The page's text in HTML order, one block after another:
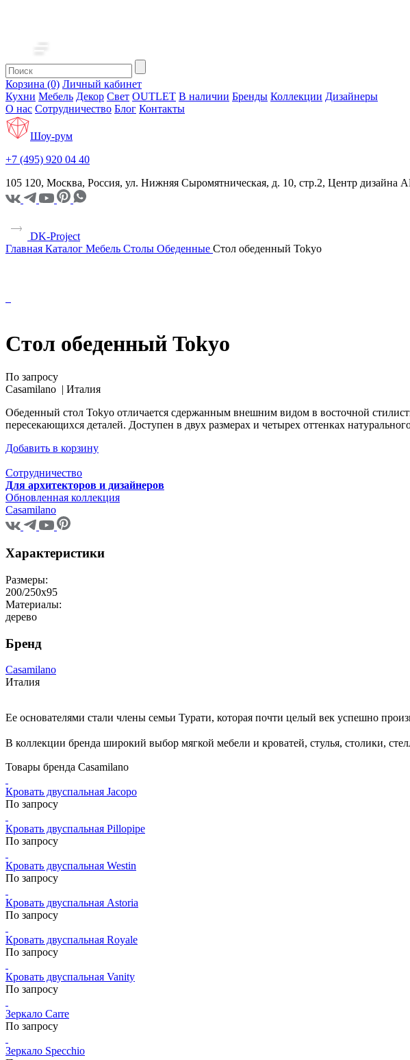
Корзина (0) Личный кабинет
Кухни Мебель Декор Свет OUTLET В наличии Бренды Коллекции Дизайнеры
О нас Сотрудничество Блог Контакты
Шоу-рум
+7 (495) 920 04 40
105 120, Москва, Россия, ул. Нижняя Сыромятническая, д. 10, стр.2, Центр дизайна
DK-Project
Главная Каталог Мебель Столы Обеденные Стол обеденный Tokyo
Стол обеденный Tokyo
По запросу
Casamilano | Италия
Обеденный стол Tokyo отличается сдержанным внешним видом в восточной
пересекающихся деталей. Доступен в двух размерах и четырех оттенках
Добавить в корзину
Сотрудничество
Для архитекторов и дизайнеров
Обновленная коллекция
Casamilano
Характеристики
Размеры:
200/250x95
Материалы:
дерево
Бренд
Casamilano
Италия
Ее основателями стали члены семьи Турати, которая почти целый век успешно
В коллекции бренда широкий выбор мягкой мебели и кроватей, стулья, столики,
Товары бренда Casamilano
Кровать двуспальная Jacopo
По запросу
Кровать двуспальная Pillopipe
По запросу
Кровать двуспальная Westin
По запросу
Кровать двуспальная Astoria
По запросу
Кровать двуспальная Royale
По запросу
Кровать двуспальная Vanity
По запросу
Зеркало Carre
По запросу
Зеркало Specchio